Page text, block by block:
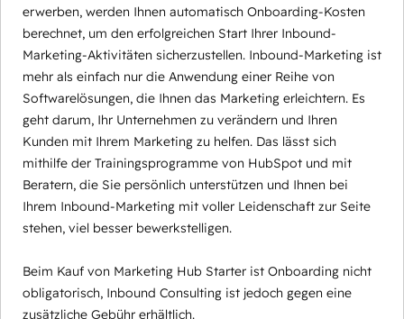
erwerben, werden Ihnen automatisch Onboarding-Kosten
berechnet, um den erfolgreichen Start Ihrer Inbound-
Marketing-Aktivitäten sicherzustellen. Inbound-Marketing ist
mehr als einfach nur die Anwendung einer Reihe von
Softwarelösungen, die Ihnen das Marketing erleichtern. Es
geht darum, Ihr Unternehmen zu verändern und Ihren
Kunden mit Ihrem Marketing zu helfen. Das lässt sich
mithilfe der Trainingsprogramme von HubSpot und mit
Beratern, die Sie persönlich unterstützen und Ihnen bei
Ihrem Inbound-Marketing mit voller Leidenschaft zur Seite
stehen, viel besser bewerkstelligen.
Beim Kauf von Marketing Hub Starter ist Onboarding nicht
obligatorisch, Inbound Consulting ist jedoch gegen eine
zusätzliche Gebühr erhältlich.